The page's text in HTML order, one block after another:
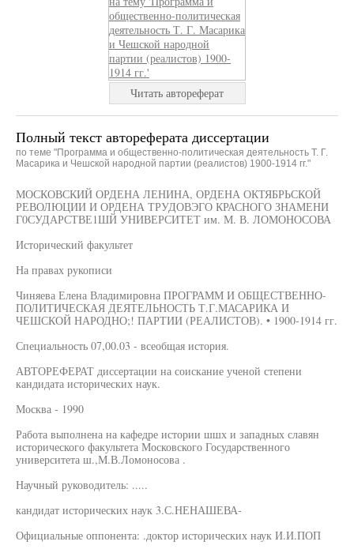
Читать автореферат
Полный текст автореферата диссертации
по теме "Программа и общественно-политическая деятельность Т. Г.
Масарика и Чешской народной партии (реалистов) 1900-1914 гг."
МОСКОВСКИЙ ОРДЕНА ЛЕНИНА, ОРДЕНА ОКТЯБРЬСКОЙ
РЕВОЛЮЦИИ И ОРДЕНА ТРУДОВЭГО КРАСНОГО ЗНАМЕНИ
Г0СУДАРСТВЕ1ШЙ УНИВЕРСИТЕТ им. М. В. ЛОМОНОСОВА
Исторический факультет
На правах рукописи
Чиняева Елена Владимировна ПРОГРАММ И ОБЩЕСТВЕННО-
ПОЛИТИЧЕСКАЯ ДЕЯТЕЛЬНОСТЬ Т.Г.МАСАРИКА И
ЧЕШСКОЙ НАРОДНО;! ПАРТИИ (РЕАЛИСТОВ). • 1900-1914 гг.
Специальность 07,00.03 - всеобщая история.
АВТОРЕФЕРАТ диссертации на соискание ученой степени
кандидата исторических наук.
Москва - 1990
Работа выполнена на кафедре истории шшх и западных славян
исторического факультета Московского Государственного
университета ш.,М.В.Ломоносова .
Научный руководитель: .....
кандидат исторических наук 3.С.НЕНАШЕВА-
Официальные оппонента: .доктор исторических наук И.И.ПОП